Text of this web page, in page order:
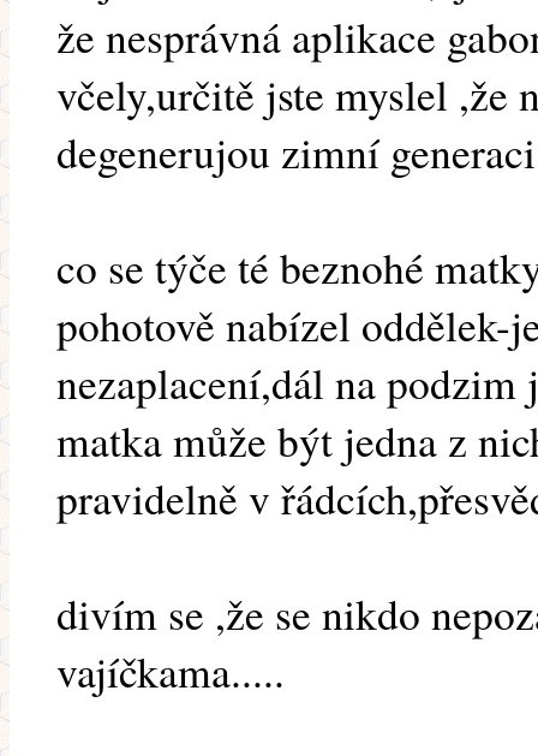
že nesprávná aplikace
včely,určitě jste myslel ,že
degenerujou zimní
co se týče té beznohé
pohotově nabízel oddělek-
nezaplacení,dál na
matka může být jedna z
pravidelně v
divím se ,že se nikdo
vajíčkama.....